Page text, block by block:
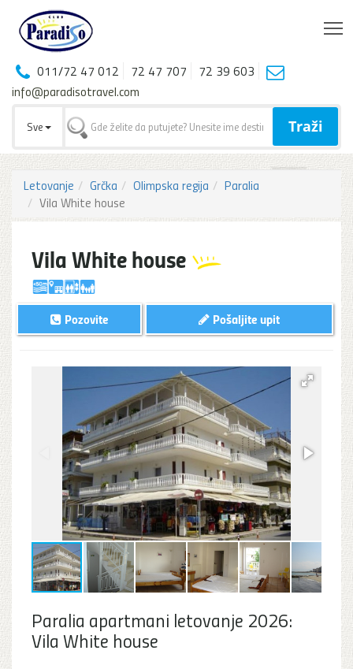
011/72 47 012 72 47 707
72 39 603
info@paradisotravel.com
Sve Traži
Letovanje Grčka Olimpska regija
Paralia
Vila White house
Vila White house
Pošaljite upit
Pozovite
Paralia apartmani letovanje 2026:
Vila White house